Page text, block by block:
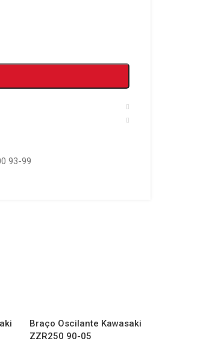
93-99
Braço Oscilante Kawasaki
ZZR250 90-05